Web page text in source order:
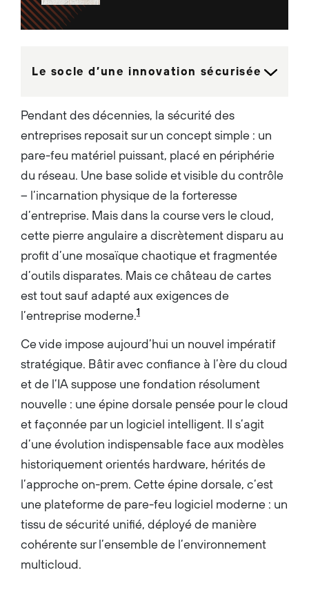
been recognized as Leaders in
the Gartner Magic Quadrant
passionate about building
innovate and execute to
establish strong
differentiation and leadership
in the market. Rich is a holder
of several U.S patents, has
co-authored 2 books on
Network Security, and has
won numerous nationally
recognized awards for
leadership and innovation....
Le socle d’une innovation sécurisée
Pendant des décennies, la sécurité des
entreprises reposait sur un concept simple : un
pare-feu matériel puissant, placé en périphérie
du réseau. Une base solide et visible du contrôle
– l’incarnation physique de la forteresse
d’entreprise. Mais dans la course vers le cloud,
cette pierre angulaire a discrètement disparu au
profit d’une mosaïque chaotique et fragmentée
d’outils disparates. Mais ce château de cartes
est tout sauf adapté aux exigences de
l’entreprise moderne.1
Ce vide impose aujourd’hui un nouvel impératif
stratégique. Bâtir avec confiance à l’ère du cloud
et de l’IA suppose une fondation résolument
nouvelle : une épine dorsale pensée pour le cloud
et façonnée par un logiciel intelligent. Il s’agit
d’une évolution indispensable face aux modèles
historiquement orientés hardware, hérités de
l’approche on-prem. Cette épine dorsale, c’est
une plateforme de pare-feu logiciel moderne : un
tissu de sécurité unifié, déployé de manière
cohérente sur l’ensemble de l’environnement
multicloud.